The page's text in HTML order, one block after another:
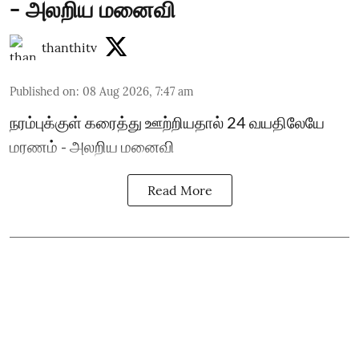
- அலறிய மனைவி
thanthitv
Published on: 08 Aug 2026, 7:47 am
நரம்புக்குள் கரைத்து ஊற்றியதால் 24 வயதிலேயே
மரணம் - அலறிய மனைவி
Read More